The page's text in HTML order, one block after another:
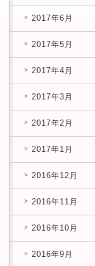
2017年6月
2017年5月
2017年4月
2017年3月
2017年2月
2017年1月
2016年12月
2016年11月
2016年10月
2016年9月